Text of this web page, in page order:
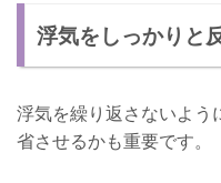
浮気をしっかりと
浮気を繰り返さないよう
省させるかも重要です。